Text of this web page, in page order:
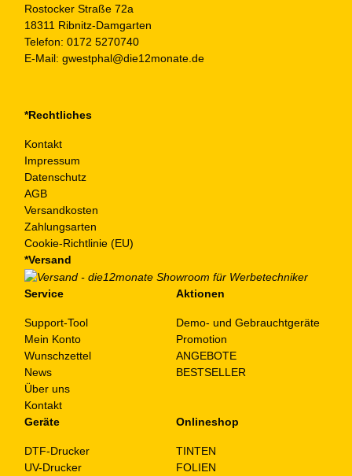
Rostocker Straße 72a
18311 Ribnitz-Damgarten
Telefon: 0172 5270740
E-Mail: gwestphal@die12monate.de
*Rechtliches
Kontakt
Impressum
Datenschutz
AGB
Versandkosten
Zahlungsarten
Cookie-Richtlinie (EU)
*Versand
Service
Support-Tool
Mein Konto
Wunschzettel
News
Über uns
Kontakt
Aktionen
Demo- und Gebrauchtgeräte
Promotion
ANGEBOTE
BESTSELLER
Geräte
DTF-Drucker
UV-Drucker
Onlineshop
TINTEN
FOLIEN